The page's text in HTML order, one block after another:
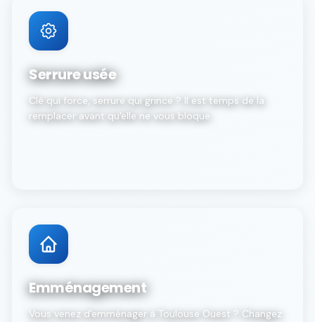
Serrure usée
Clé qui force, serrure qui grince ? Il est temps de la
remplacer avant qu'elle ne vous bloque.
Emménagement
Vous venez d'emménager à Toulouse Ouest ? Changez